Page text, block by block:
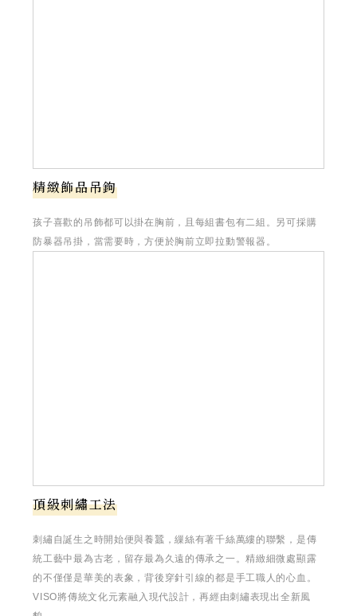
精緻飾品吊鉤
孩子喜歡的吊飾都可以掛在胸前，且每組書包有二組。另可採購
防暴器吊掛，當需要時，方便於胸前立即拉動警報器。
頂級刺繡工法
刺繡自誕生之時開始便與養蠶，繅絲有著千絲萬縷的聯繫，是傳
統工藝中最為古老，留存最為久遠的傳承之一。精緻細微處顯露
的不僅僅是華美的表象，背後穿針引線的都是手工職人的心血。
VISO將傳統文化元素融入現代設計，再經由刺繡表現出全新風